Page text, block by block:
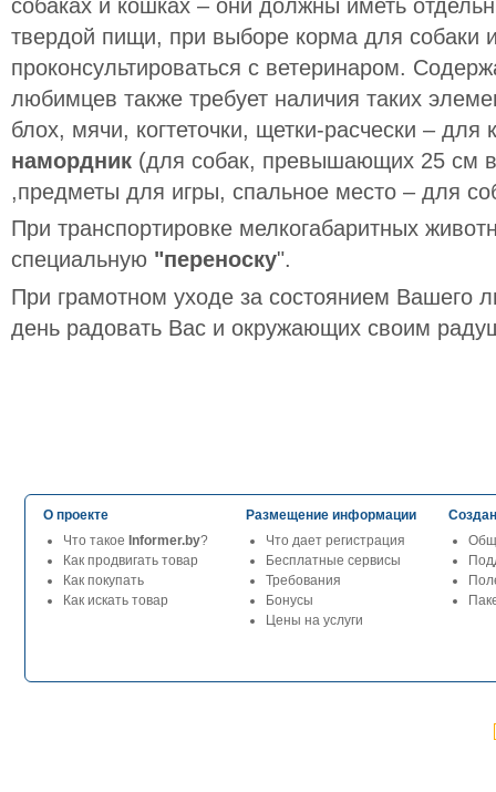
собаках и кошках – они должны иметь
твердой пищи, при выборе корма для собаки
проконсультироваться с ветеринаром.
любимцев также требует наличия таких
блох, мячи, когтеточки, щетки-расчески –
намордник (для собак, превышающих 25 см
,предметы для игры, спальное место – для
При транспортировке мелкогабаритных
специальную "переноску".
При грамотном уходе за состоянием Вашего
день радовать Вас и окружающих своим
О проекте
Что такое Informer.by?
Как продвигать товар
Как покупать
Как искать товар
Размещение информации
Что дает регистрация
Бесплатные сервисы
Требования
Бонусы
Цены на услуги